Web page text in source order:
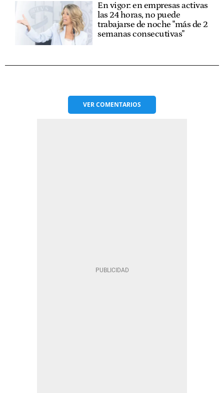
En vigor: en empresas activas
las 24 horas, no puede
trabajarse de noche "más de 2
semanas consecutivas"
VERCOMENTARIOS